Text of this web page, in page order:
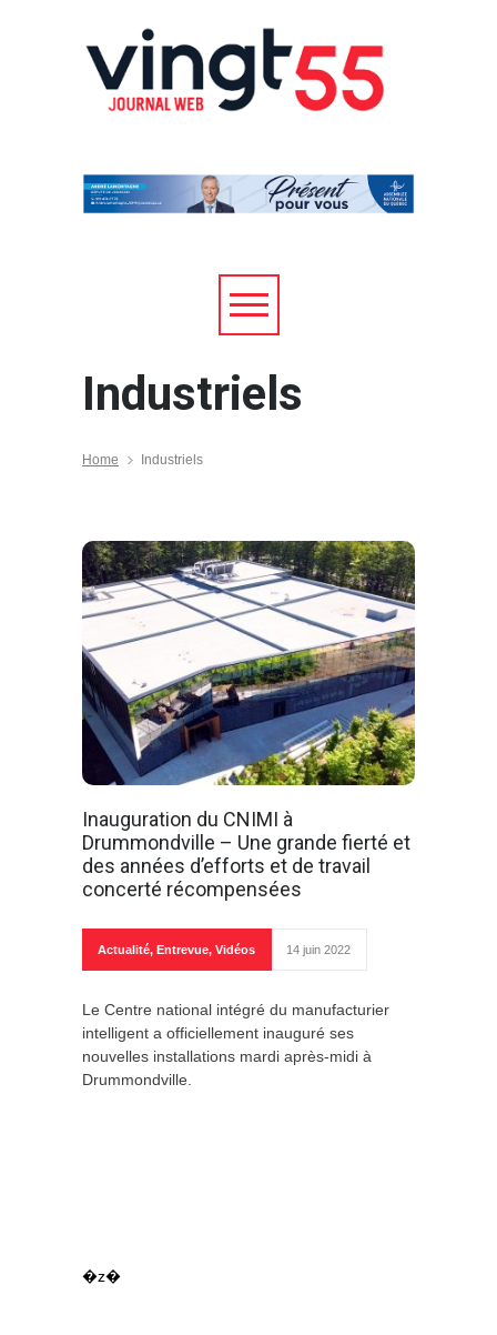
Industriels
Home Industriels
Inauguration du CNIMI à
Drummondville – Une grande fierté et
des années d’efforts et de travail
concerté récompensées
Actualité, Entrevue, Vidéos 14 juin 2022
Le Centre national intégré du manufacturier
intelligent a officiellement inauguré ses
nouvelles installations mardi après-midi à
Drummondville.
�z�